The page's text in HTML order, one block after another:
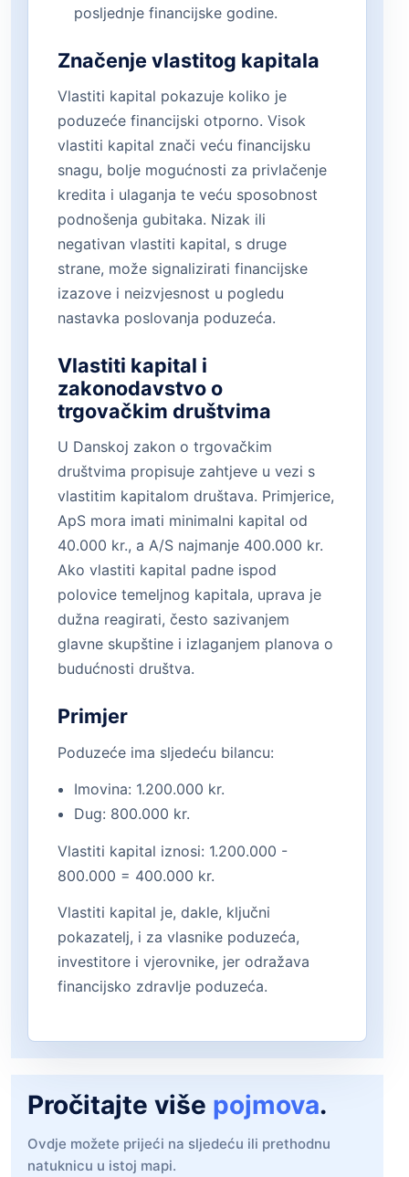
posljednje financijske godine.
Značenje vlastitog kapitala
Vlastiti kapital pokazuje koliko je
poduzeće financijski otporno. Visok
vlastiti kapital znači veću financijsku
snagu, bolje mogućnosti za privlačenje
kredita i ulaganja te veću sposobnost
podnošenja gubitaka. Nizak ili
negativan vlastiti kapital, s druge
strane, može signalizirati financijske
izazove i neizvjesnost u pogledu
nastavka poslovanja poduzeća.
Vlastiti kapital i
zakonodavstvo o
trgovačkim društvima
U Danskoj zakon o trgovačkim
društvima propisuje zahtjeve u vezi s
vlastitim kapitalom društava. Primjerice,
ApS mora imati minimalni kapital od
40.000 kr., a A/S najmanje 400.000 kr.
Ako vlastiti kapital padne ispod
polovice temeljnog kapitala, uprava je
dužna reagirati, često sazivanjem
glavne skupštine i izlaganjem planova o
budućnosti društva.
Primjer
Poduzeće ima sljedeću bilancu:
Imovina: 1.200.000 kr.
Dug: 800.000 kr.
Vlastiti kapital iznosi: 1.200.000 -
800.000 = 400.000 kr.
Vlastiti kapital je, dakle, ključni
pokazatelj, i za vlasnike poduzeća,
investitore i vjerovnike, jer odražava
financijsko zdravlje poduzeća.
Pročitajte više pojmova.
Ovdje možete prijeći na sljedeću ili prethodnu
natuknicu u istoj mapi.